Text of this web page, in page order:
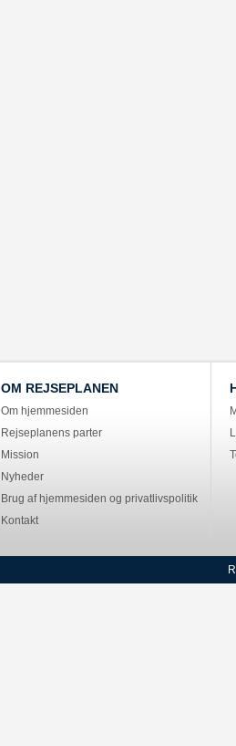
OM REJSEPLANEN
Om hjemmesiden
Rejseplanens parter
Mission
Nyheder
Brug af hjemmesiden og privatlivspolitik
Kontakt